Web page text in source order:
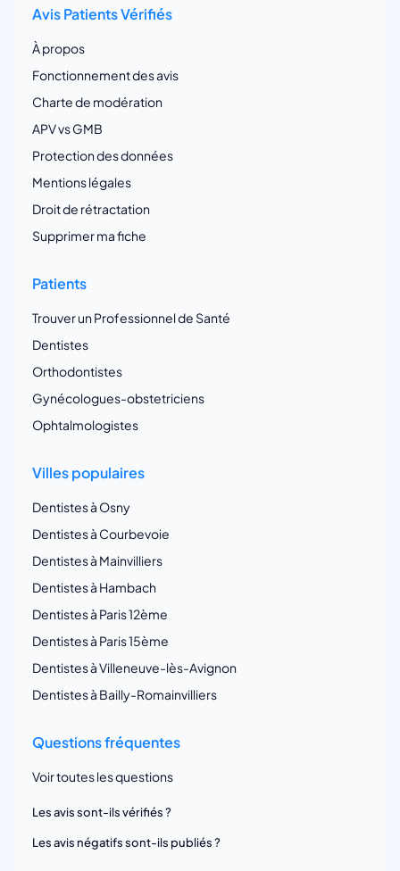
Avis Patients Vérifiés
À propos
Fonctionnement des avis
Charte de modération
APV vs GMB
Protection des données
Mentions légales
Droit de rétractation
Supprimer ma fiche
Patients
Trouver un Professionnel de Santé
Dentistes
Orthodontistes
Gynécologues-obstetriciens
Ophtalmologistes
Villes populaires
Dentistes à Osny
Dentistes à Courbevoie
Dentistes à Mainvilliers
Dentistes à Hambach
Dentistes à Paris 12ème
Dentistes à Paris 15ème
Dentistes à Villeneuve-lès-Avignon
Dentistes à Bailly-Romainvilliers
Questions fréquentes
Voir toutes les questions
Les avis sont-ils vérifiés ?
Les avis négatifs sont-ils publiés ?